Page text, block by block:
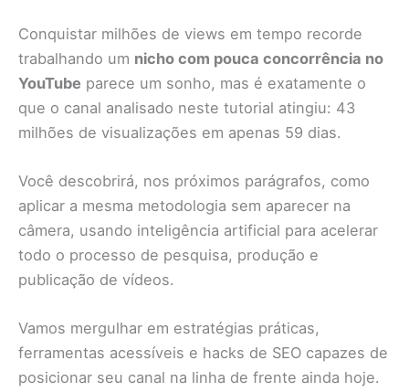
Conquistar milhões de views em tempo recorde
trabalhando um nicho com pouca concorrência no
YouTube parece um sonho, mas é exatamente o
que o canal analisado neste tutorial atingiu: 43
milhões de visualizações em apenas 59 dias.
Você descobrirá, nos próximos parágrafos, como
aplicar a mesma metodologia sem aparecer na
câmera, usando inteligência artificial para acelerar
todo o processo de pesquisa, produção e
publicação de vídeos.
Vamos mergulhar em estratégias práticas,
ferramentas acessíveis e hacks de SEO capazes de
posicionar seu canal na linha de frente ainda hoje.